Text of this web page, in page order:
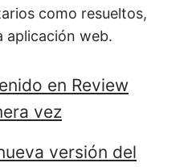
como resueltos,
aplicación web.
en Review
vez
versión del